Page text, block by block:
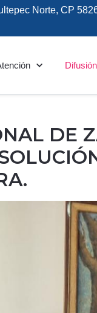
Norte, CP
Difusión
DE